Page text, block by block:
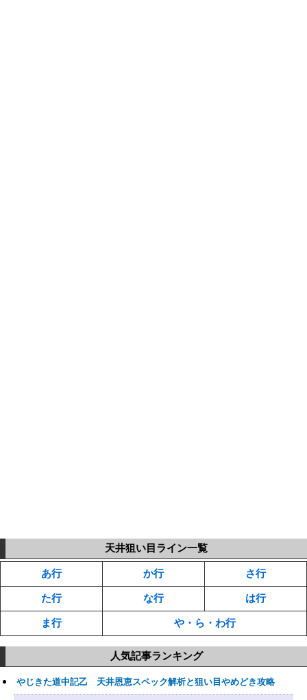
天井狙い目ライン一覧
あ行 か行 さ行
た行 な行 は行
ま行 や・ら・わ行
人気記事ランキング
やじきた道中記乙 天井恩恵スペック解析と狙い目やめどき攻略